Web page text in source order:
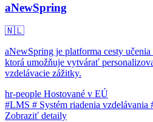
aNewSpring
🇳🇱
aNewSpring je platforma cesty
ktorá umožňuje vytvárať
vzdelávacie zážitky.
hr-people Hostované v EÚ
#LMS # Systém riadenia vzdelávania
Zobraziť detaily